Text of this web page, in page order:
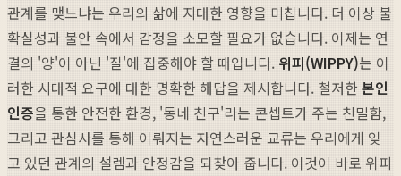
관계를 맺느냐는 우리의 삶에 지대한 영향을 미칩니다. 더 이상 불
확실성과 불안 속에서 감정을 소모할 필요가 없습니다. 이제는 연
결의 '양'이 아닌 '질'에 집중해야 할 때입니다. 위피(WIPPY)는 이
러한 시대적 요구에 대한 명확한 해답을 제시합니다. 철저한 본인
인증을 통한 안전한 환경, '동네 친구'라는 콘셉트가 주는 친밀함,
그리고 관심사를 통해 이뤄지는 자연스러운 교류는 우리에게 잊
고 있던 관계의 설렘과 안정감을 되찾아 줍니다. 이것이 바로 위피